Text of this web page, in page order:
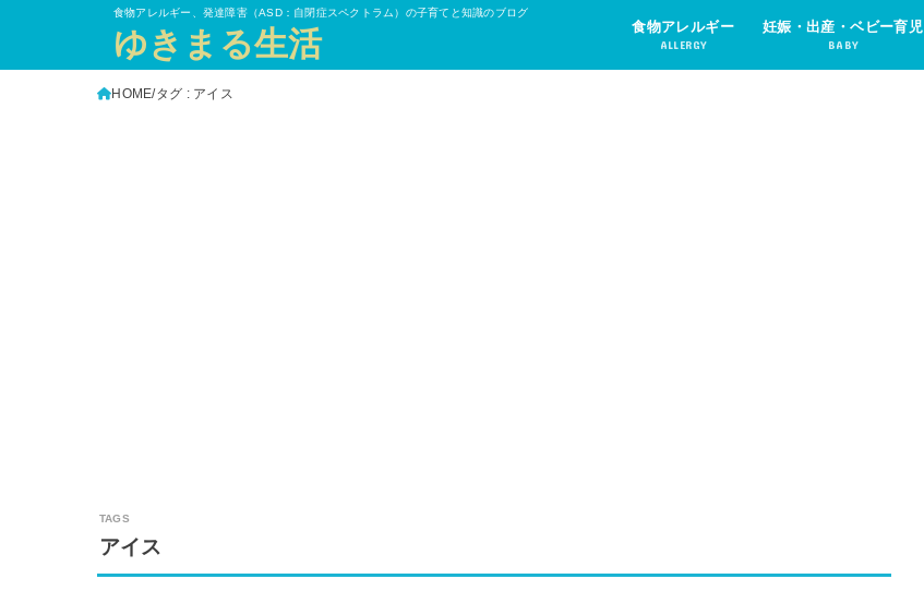
食物アレルギー、発達障害（ASD：自閉症スペクトラム）の子育てと知識のブログ
ゆきまる生活 食物アレルギー
ALLERGY
妊娠・出産・ベビー育児
BABY
HOME タグ : アイス
アイス